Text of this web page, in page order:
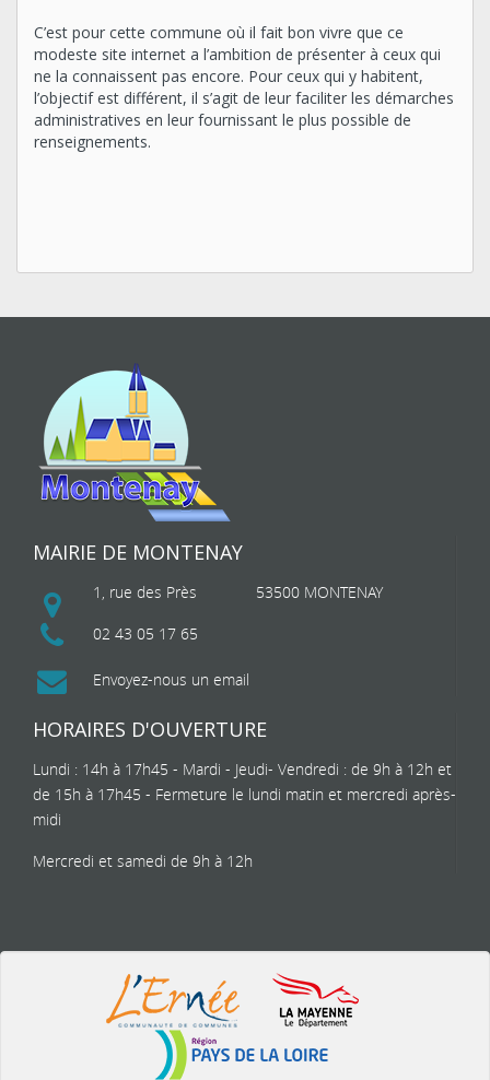
C’est pour cette commune où il fait bon vivre que ce
modeste site internet a l’ambition de présenter à ceux qui
ne la connaissent pas encore. Pour ceux qui y habitent,
l’objectif est différent, il s’agit de leur faciliter les démarches
administratives en leur fournissant le plus possible de
renseignements.
MAIRIE DE MONTENAY
1, rue des Près
53500 MONTENAY
02 43 05 17 65
Envoyez-nous un email
HORAIRES D'OUVERTURE
Lundi : 14h à 17h45 - Mardi - Jeudi- Vendredi : de 9h à 12h et
de 15h à 17h45 - Fermeture le lundi matin et mercredi après-
midi
Mercredi et samedi de 9h à 12h